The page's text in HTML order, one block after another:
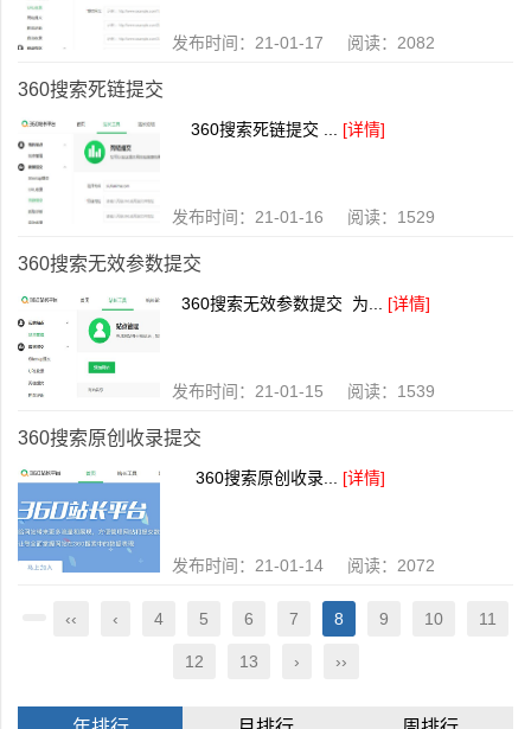
发布时间：21-01-17 阅读：2082
360搜索死链提交
360搜索死链提交 ... [详情]
发布时间：21-01-16 阅读：1529
360搜索无效参数提交
360搜索无效参数提交 为... [详情]
发布时间：21-01-15 阅读：1539
360搜索原创收录提交
360搜索原创收录... [详情]
发布时间：21-01-14 阅读：2072
‹‹ ‹ 4 5 6 7 8 9 10 11
12 13 › ››